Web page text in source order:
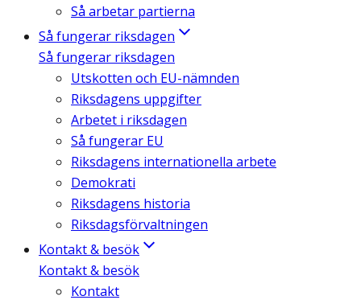
Så arbetar partierna
Så fungerar riksdagen
Så fungerar riksdagen
Utskotten och EU-nämnden
Riksdagens uppgifter
Arbetet i riksdagen
Så fungerar EU
Riksdagens internationella arbete
Demokrati
Riksdagens historia
Riksdagsförvaltningen
Kontakt & besök
Kontakt & besök
Kontakt